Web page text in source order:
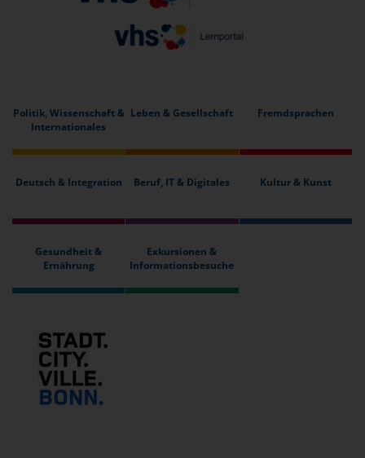
Politik, Wissenschaft &
Internationales
Leben & Gesellschaft Fremdsprachen
Deutsch & Integration Beruf, IT & Digitales Kultur & Kunst
Gesundheit &
Ernährung
Exkursionen &
Informationsbesuche